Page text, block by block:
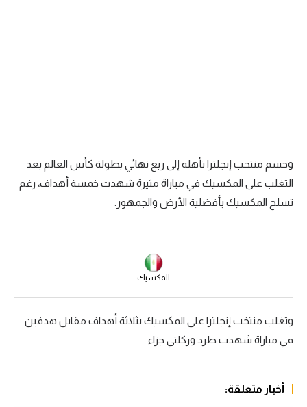
سعودي في الجول
الدوري الإنجليزي
رياضات أخرى
أمم إفريقيا
وحسم منتخب إنجلترا تأهله إلى ربع نهائي بطولة كأس العالم بعد
التغلب على المكسيك في مباراة مثيرة شهدت خمسة أهداف، رغم
تسلح المكسيك بأفضلية الأرض والجمهور.
المكسيك
وتغلب منتخب إنجلترا على المكسيك بثلاثة أهداف مقابل هدفين
في مباراة شهدت طرد وركلتي جزاء.
أخبار متعلقة: